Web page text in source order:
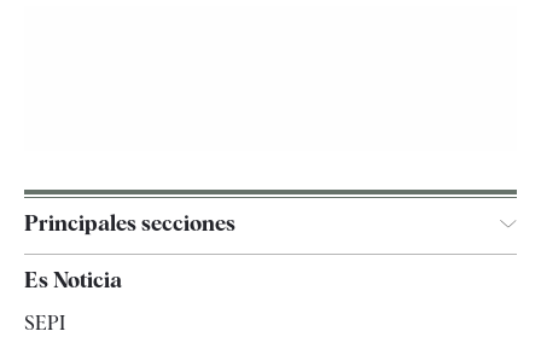
Principales secciones
España
Es Noticia
SEPI